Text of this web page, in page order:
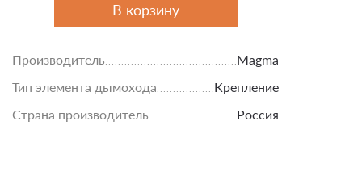
В корзину
Производитель
Magma
Тип элемента дымохода
Крепление
Страна производитель
Россия